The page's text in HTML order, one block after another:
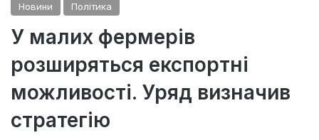
Новини Політика
У малих фермерів
розширяться експортні
можливості. Уряд визначив
стратегію